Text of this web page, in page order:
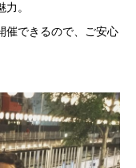
。
催できるので、ご安心